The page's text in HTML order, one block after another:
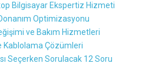
Bilgisayar Ekspertiz Hizmeti
Optimizasyonu
ve Bakım Hizmetleri
Kablolama Çözümleri
Seçerken Sorulacak 12 Soru